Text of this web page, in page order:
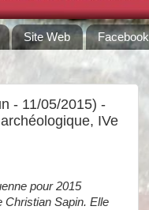
Site Web Facebook
- 11/05/2015) -
IVe
pour 2015
Christian Sapin. Elle